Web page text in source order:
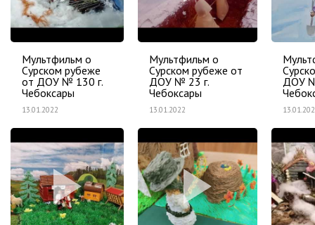
Мультфильм о
Сурском рубеже
от ДОУ № 130 г.
Чебоксары
13.01.2022
Мультфильм о
Сурском рубеже от
ДОУ № 23 г.
Чебоксары
13.01.2022
ДОУ